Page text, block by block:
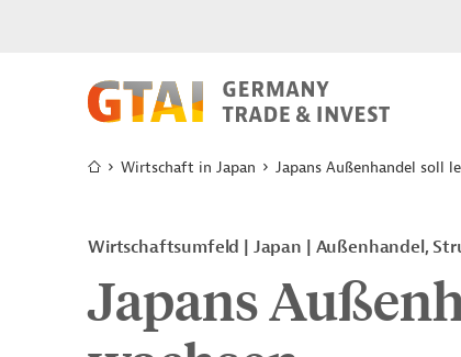
Wirtschaft in Japan Japans Außenhandel soll
Wirtschaftsumfeld | Japan | Außenhandel,
Japans